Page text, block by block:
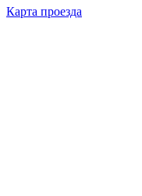
Карта проезда